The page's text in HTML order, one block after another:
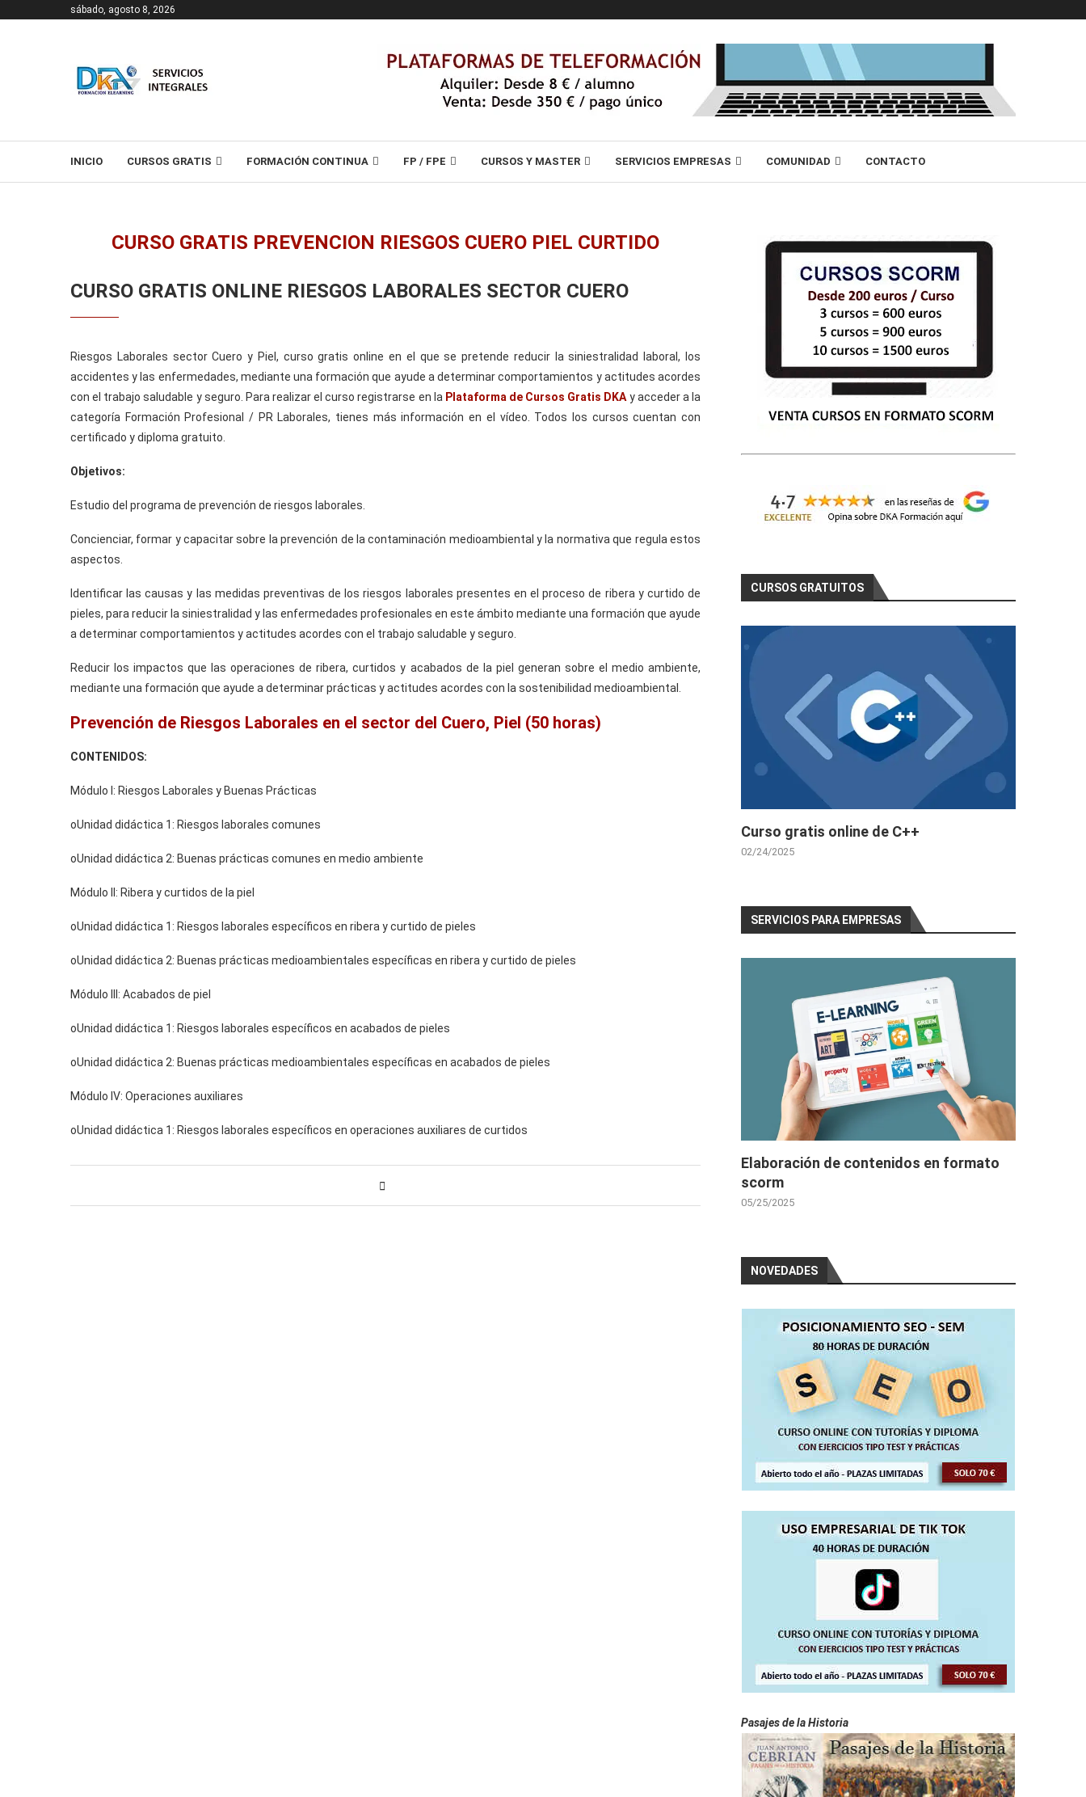
sábado, agosto 8, 2026
INICIO CURSOS GRATIS FORMACIÓN CONTINUA FP / FPE CURSOS Y MASTER SERVICIOS EMPRESAS COMUNIDAD CONTACTO
CURSO GRATIS PREVENCION RIESGOS CUERO PIEL CURTIDO
CURSO GRATIS ONLINE RIESGOS LABORALES SECTOR CUERO
Riesgos Laborales sector Cuero y Piel, curso gratis online en el que se pretende reducir la siniestralidad laboral, los
accidentes y las enfermedades, mediante una formación que ayude a determinar comportamientos y actitudes acordes
con el trabajo saludable y seguro. Para realizar el curso registrarse en la Plataforma de Cursos Gratis DKA y acceder a la
categoría Formación Profesional / PR Laborales, tienes más información en el vídeo. Todos los cursos cuentan con
certificado y diploma gratuito.
Objetivos:
Estudio del programa de prevención de riesgos laborales.
Concienciar, formar y capacitar sobre la prevención de la contaminación medioambiental y la normativa que regula estos
aspectos.
Identificar las causas y las medidas preventivas de los riesgos laborales presentes en el proceso de ribera y curtido de
pieles, para reducir la siniestralidad y las enfermedades profesionales en este ámbito mediante una formación que ayude
a determinar comportamientos y actitudes acordes con el trabajo saludable y seguro.
Reducir los impactos que las operaciones de ribera, curtidos y acabados de la piel generan sobre el medio ambiente,
mediante una formación que ayude a determinar prácticas y actitudes acordes con la sostenibilidad medioambiental.
Prevención de Riesgos Laborales en el sector del Cuero, Piel (50 horas)
CONTENIDOS:
Módulo I: Riesgos Laborales y Buenas Prácticas
oUnidad didáctica 1: Riesgos laborales comunes
oUnidad didáctica 2: Buenas prácticas comunes en medio ambiente
Módulo II: Ribera y curtidos de la piel
oUnidad didáctica 1: Riesgos laborales específicos en ribera y curtido de pieles
oUnidad didáctica 2: Buenas prácticas medioambientales específicas en ribera y curtido de pieles
Módulo III: Acabados de piel
oUnidad didáctica 1: Riesgos laborales específicos en acabados de pieles
oUnidad didáctica 2: Buenas prácticas medioambientales específicas en acabados de pieles
Módulo IV: Operaciones auxiliares
oUnidad didáctica 1: Riesgos laborales específicos en operaciones auxiliares de curtidos
CURSOS GRATUITOS
Curso gratis online de C++
02/24/2025
SERVICIOS PARA EMPRESAS
Elaboración de contenidos en formato
scorm
05/25/2025
NOVEDADES
Pasajes de la Historia